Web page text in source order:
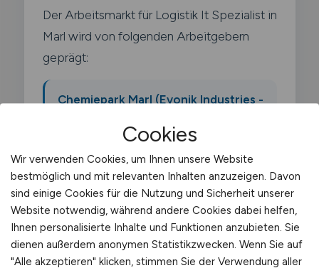
Der Arbeitsmarkt für Logistik It Spezialist in
Marl wird von folgenden Arbeitgebern
geprägt:
Chemiepark Marl (Evonik Industries -
Chemieverbundstandorte
Deutschlands)
Ineos Oligomers
Oxea (jetzt OQ Chemicals)
Cookies
Wir verwenden Cookies, um Ihnen unsere Website
bestmöglich und mit relevanten Inhalten anzuzeigen. Davon
sind einige Cookies für die Nutzung und Sicherheit unserer
Website notwendig, während andere Cookies dabei helfen,
Ihnen personalisierte Inhalte und Funktionen anzubieten. Sie
dienen außerdem anonymen Statistikzwecken. Wenn Sie auf
"Alle akzeptieren" klicken, stimmen Sie der Verwendung aller